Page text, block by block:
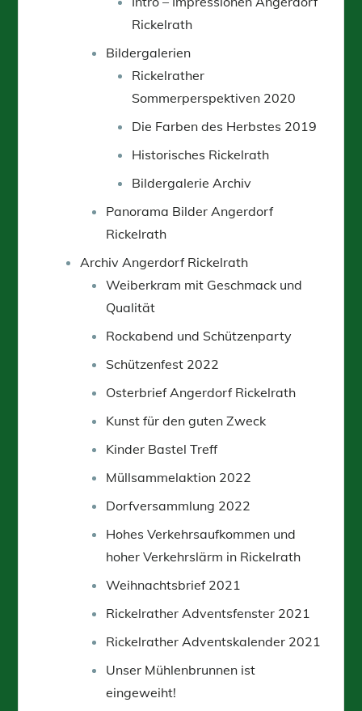
Rickelrath
Bildergalerien
Rickelrather
Sommerperspektiven 2020
Die Farben des Herbstes 2019
Historisches Rickelrath
Bildergalerie Archiv
Panorama Bilder Angerdorf
Rickelrath
Archiv Angerdorf Rickelrath
Weiberkram mit Geschmack und
Qualität
Rockabend und Schützenparty
Schützenfest 2022
Osterbrief Angerdorf Rickelrath
Kunst für den guten Zweck
Kinder Bastel Treff
Müllsammelaktion 2022
Dorfversammlung 2022
Hohes Verkehrsaufkommen und
hoher Verkehrslärm in Rickelrath
Weihnachtsbrief 2021
Rickelrather Adventsfenster 2021
Rickelrather Adventskalender 2021
Unser Mühlenbrunnen ist
eingeweiht!